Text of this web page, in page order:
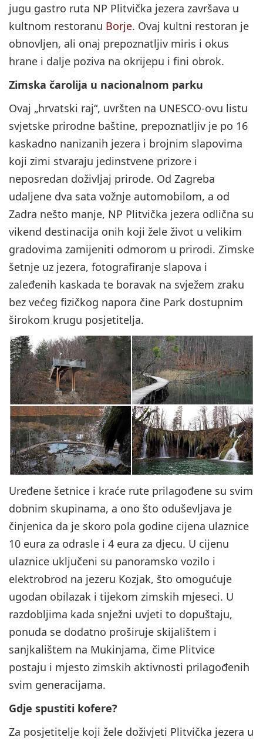
jugu gastro ruta NP Plitvička jezera završava u
kultnom restoranu Borje. Ovaj kultni restoran je
obnovljen, ali onaj prepoznatljiv miris i okus
hrane i dalje poziva na okrijepu i fini obrok.
Zimska čarolija u nacionalnom parku
Ovaj „hrvatski raj“, uvršten na UNESCO-ovu listu
svjetske prirodne baštine, prepoznatljiv je po 16
kaskadno nanizanih jezera i brojnim slapovima
koji zimi stvaraju jedinstvene prizore i
neposredan doživljaj prirode. Od Zagreba
udaljene dva sata vožnje automobilom, a od
Zadra nešto manje, NP Plitvička jezera odlična su
vikend destinacija onih koji žele život u velikim
gradovima zamijeniti odmorom u prirodi. Zimske
šetnje uz jezera, fotografiranje slapova i
zaleđenih kaskada te boravak na svježem zraku
bez većeg fizičkog napora čine Park dostupnim
širokom krugu posjetitelja.
Uređene šetnice i kraće rute prilagođene su svim
dobnim skupinama, a ono što oduševljava je
činjenica da je skoro pola godine cijena ulaznice
10 eura za odrasle i 4 eura za djecu. U cijenu
ulaznice uključeni su panoramsko vozilo i
elektrobrod na jezeru Kozjak, što omogućuje
ugodan obilazak i tijekom zimskih mjeseci. U
razdobljima kada snježni uvjeti to dopuštaju,
ponuda se dodatno proširuje skijalištem i
sanjkalištem na Mukinjama, čime Plitvice
postaju i mjesto zimskih aktivnosti prilagođenih
svim generacijama.
Gdje spustiti kofere?
Za posjetitelje koji žele doživjeti Plitvička jezera u